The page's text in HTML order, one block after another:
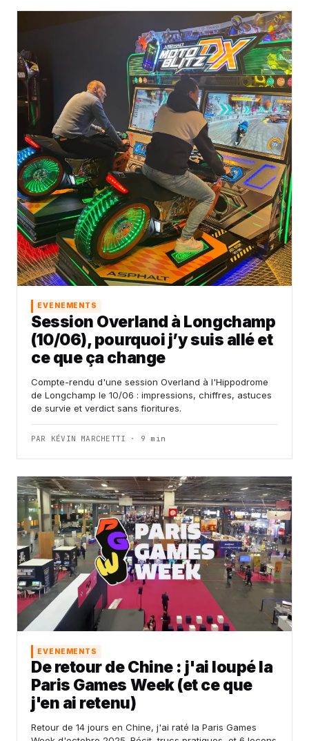
EVENEMENTS
Session Overland à Longchamp
(10/06), pourquoi j’y suis allé et
ce que ça change
Compte-rendu d'une session Overland à l'Hippodrome
de Longchamp le 10/06 : impressions, chiffres, astuces
de survie et verdict sans fioritures.
PAR KÉVIN MARCHETTI · 9 min
EVENEMENTS
De retour de Chine : j'ai loupé la
Paris Games Week (et ce que
j'en ai retenu)
Retour de 14 jours en Chine, j'ai raté la Paris Games